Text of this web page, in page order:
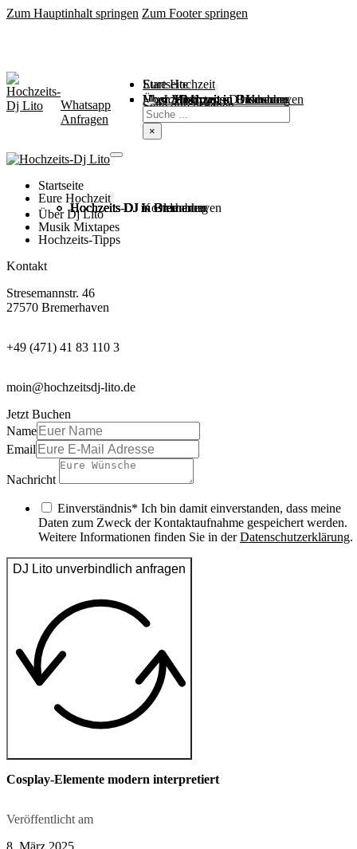
Zum Hauptinhalt springen Zum Footer springen
Startseite
Eure Hochzeit
Hochzeit in Bremen
Hochzeit in Bremerhaven
Hochzeit in Cuxhaven
Hochzeit in Oldenburg
Hochzeits-DJ Kosten
Über Mich
Music / Mixtapes
Hochzeitstipps
Seite durchsuchen
Suchen
×
Whatsapp
Anfragen
Startseite
Eure Hochzeit
Hochzeits DJ in Bremen
Hochzeits DJ in Bremerhaven
Hochzeits DJ in Cuxhaven
Hochzeits DJ in Oldenburg
Hochzeits-DJ Kosten
Über Dj Lito
Musik Mixtapes
Hochzeits-Tipps
Kontakt
Stresemannstr. 46
27570 Bremerhaven
+49 (471) 41 83 110 3
moin@hochzeitsdj-lito.de
Jetzt Buchen
Name
Email
Nachricht
Einverständnis* Ich bin damit einverstanden, dass meine
Daten zum Zweck der Kontaktaufnahme gespeichert werden.
Weitere Informationen finden Sie in derDatenschutzerklärung.
DJ Lito unverbindlich anfragen
Cosplay-Elemente modern interpretiert
Veröffentlicht am
8. März 2025